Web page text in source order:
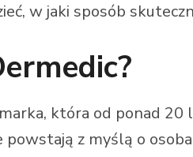
w jaki sposób
która od ponad
z myślą o